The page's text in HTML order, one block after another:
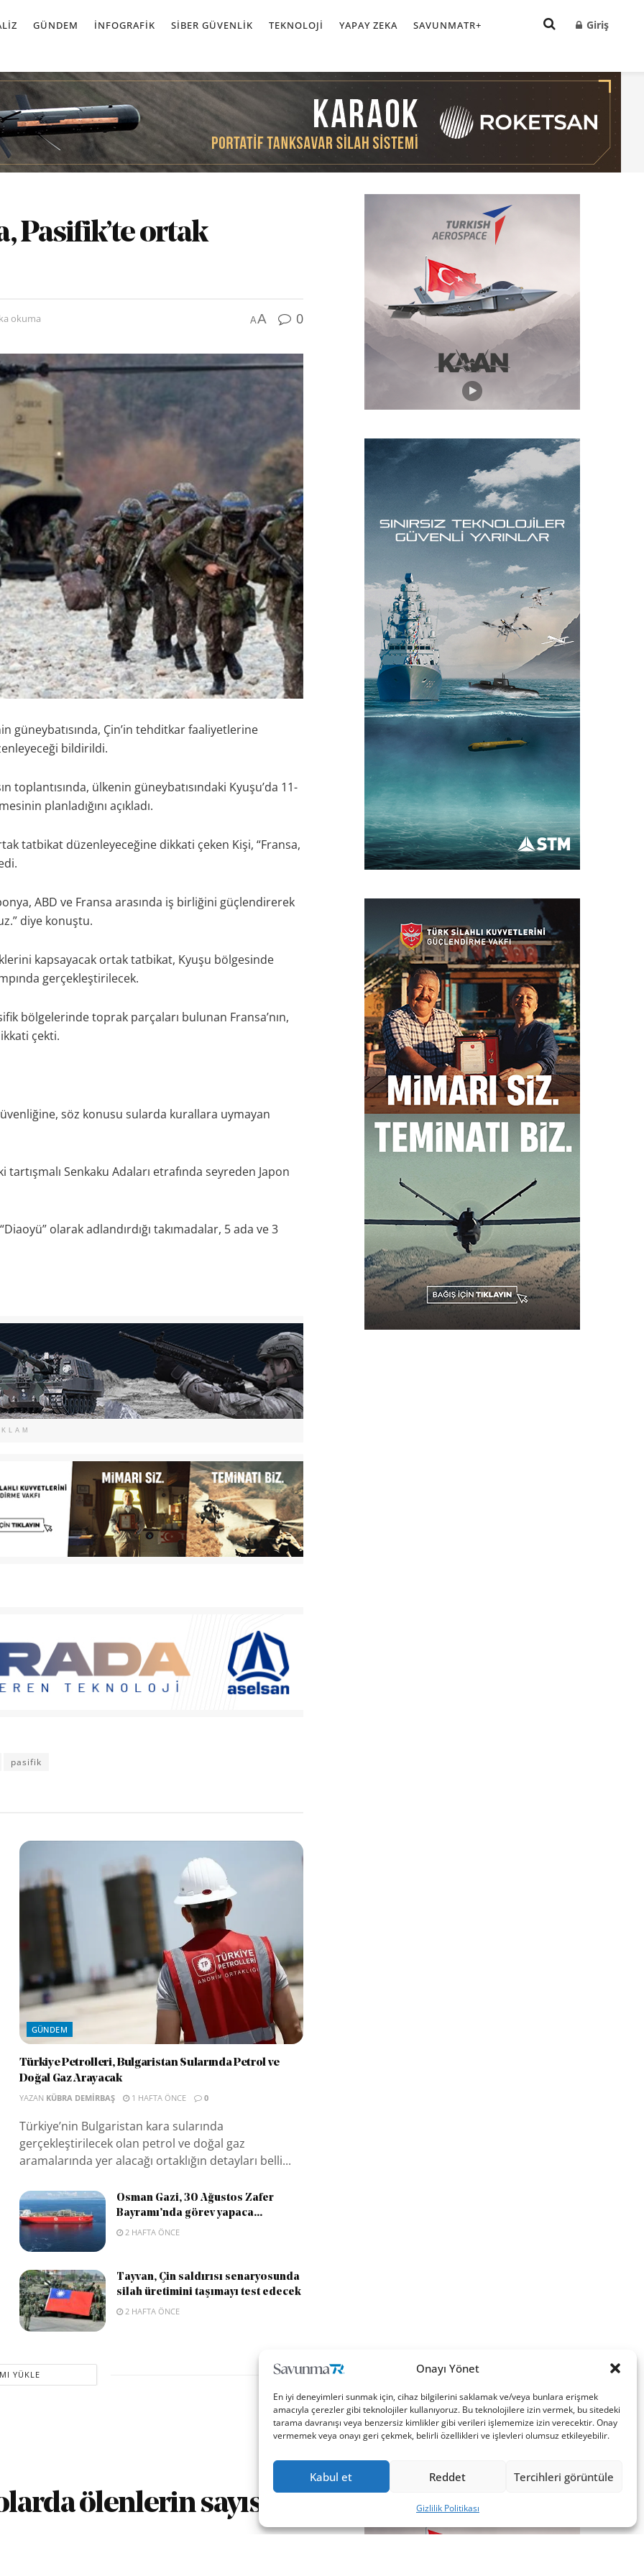
Onayı Yönet
En iyi deneyimleri sunmak için, cihaz bilgilerini saklamak ve/veya bunlara erişmek
amacıyla çerezler gibi teknolojiler kullanıyoruz. Bu teknolojilere izin vermek, bu sitedeki
tarama davranışı veya benzersiz kimlikler gibi verileri işlememize izin verecektir. Onay
vermemek veya onayı geri çekmek, belirli özellikleri ve işlevleri olumsuz etkileyebilir.
Kabul et Reddet Tercihleri görüntüle
Gizlilik Politikası
GÜNDEM İNFOGRAFIK SIBER GÜVENLIK TEKNOLOJI YAPAY ZEKA SAVUNMATR+ Giriş
Pasifik’te ortak
okuma AA 0
güneybatısında, Çin’in tehditkar faaliyetlerine
bildirildi.
toplantısında, ülkenin güneybatısındaki Kyuşu’da 11-
planladığını açıkladı.
tatbikat düzenleyeceğine dikkati çeken Kişi, “Fransa,
ABD ve Fransa arasında iş birliğini güçlendirerek
diye konuştu.
kapsayacak ortak tatbikat, Kyuşu bölgesinde
gerçekleştirilecek.
bölgelerinde toprak parçaları bulunan Fransa’nın,
çekti.
söz konusu sularda kurallara uymayan
Senkaku Adaları etrafında seyreden Japon
olarak adlandırdığı takımadalar, 5 ada ve 3
pasifik
GÜNDEM
Türkiye Petrolleri, Bulgaristan Sularında Petrol ve
Doğal Gaz Arayacak
YAZAN KÜBRA DEMIRBAŞ 1 HAFTA ÖNCE 0
Türkiye’nin Bulgaristan kara sularında
gerçekleştirilecek olan petrol ve doğal gaz
aramalarında yer alacağı ortaklığın detayları belli...
Osman Gazi, 30 Ağustos Zafer
Bayramı’nda görev yapaca...
2 HAFTA ÖNCE
Tayvan, Çin saldırısı senaryosunda
silah üretimini taşımayı test edecek
2 HAFTA ÖNCE
YÜKLE
ölenlerin sayısı